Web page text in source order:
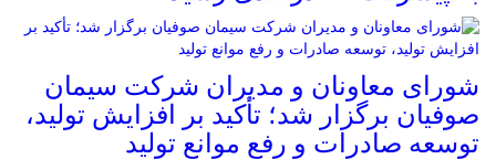
شورای معاونان و مدیران شرکت سیمان
صوفیان برگزار شد؛ تأکید بر افزایش تولید،
توسعه صادرات و رفع موانع تولید